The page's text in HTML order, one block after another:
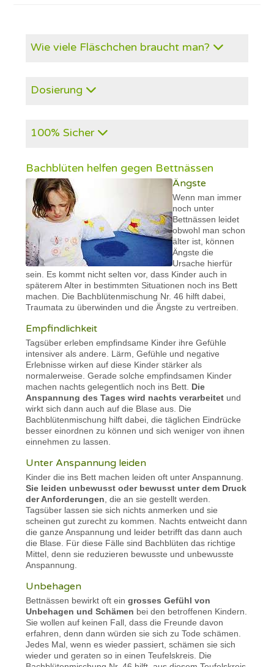
Wie viele Fläschchen braucht man?
Dosierung
100% Sicher
Bachblüten helfen gegen Bettnässen
Ängste
Wenn man immer
noch unter
Bettnässen leidet
obwohl man schon
älter ist, können
Ängste die
Ursache hierfür
sein. Es kommt nicht selten vor, dass Kinder auch in
späterem Alter in bestimmten Situationen noch ins Bett
machen. Die Bachblütenmischung Nr. 46 hilft dabei,
Traumata zu überwinden und die Ängste zu vertreiben.
Empfindlichkeit
Tagsüber erleben empfindsame Kinder ihre Gefühle
intensiver als andere. Lärm, Gefühle und negative
Erlebnisse wirken auf diese Kinder stärker als
normalerweise. Gerade solche empfindsamen Kinder
machen nachts gelegentlich noch ins Bett. Die
Anspannung des Tages wird nachts verarbeitet und
wirkt sich dann auch auf die Blase aus. Die
Bachblütenmischung hilft dabei, die täglichen Eindrücke
besser einordnen zu können und sich weniger von ihnen
einnehmen zu lassen.
Unter Anspannung leiden
Kinder die ins Bett machen leiden oft unter Anspannung.
Sie leiden unbewusst oder bewusst unter dem Druck
der Anforderungen , die an sie gestellt werden.
Tagsüber lassen sie sich nichts anmerken und sie
scheinen gut zurecht zu kommen. Nachts entweicht dann
die ganze Anspannung und leider betrifft das dann auch
die Blase. Für diese Fälle sind Bachblüten das richtige
Mittel, denn sie reduzieren bewusste und unbewusste
Anspannung.
Unbehagen
Bettnässen bewirkt oft eingrosses Gefühl von
Unbehagen und Schämen bei den betroffenen Kindern.
Sie wollen auf keinen Fall, dass die Freunde davon
erfahren, denn dann würden sie sich zu Tode schämen.
Jedes Mal, wenn es wieder passiert, schämen sie sich
wieder und geraten so in einen Teufelskreis. Die